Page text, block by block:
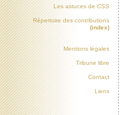
Les astuces de CSS
Répertoire des contributions
(index)
Mentions légales
Tribune libre
Contact
Liens